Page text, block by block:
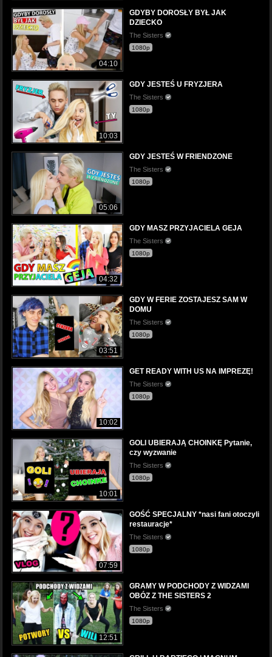
04:10
GDYBY DOROSŁY BYŁ JAK
DZIECKO
The Sisters
1080p
10:03
GDY JESTEŚ U FRYZJERA
The Sisters
1080p
05:06
GDY JESTEŚ W FRIENDZONE
The Sisters
1080p
04:32
GDY MASZ PRZYJACIELA GEJA
The Sisters
1080p
03:51
GDY W FERIE ZOSTAJESZ SAM W
DOMU
The Sisters
1080p
10:02
GET READY WITH US NA IMPREZĘ!
The Sisters
1080p
10:01
GOLI UBIERAJĄ CHOINKĘ Pytanie,
czy wyzwanie
The Sisters
1080p
07:59
GOŚĆ SPECJALNY *nasi fani otoczyli
restauracje*
The Sisters
1080p
12:51
GRAMY W PODCHODY Z WIDZAMI
OBÓZ Z THE SISTERS 2
The Sisters
1080p